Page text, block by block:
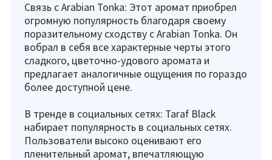
Связь с Arabian Tonka: Этот аромат приобрел
огромную популярность благодаря своему
поразительному сходству с Arabian Tonka. Он
вобрал в себя все характерные черты этого
сладкого, цветочно-удового аромата и
предлагает аналогичные ощущения по гораздо
более доступной цене.
В тренде в социальных сетях: Taraf Black
набирает популярность в социальных сетях.
Пользователи высоко оценивают его
пленительный аромат, впечатляющую